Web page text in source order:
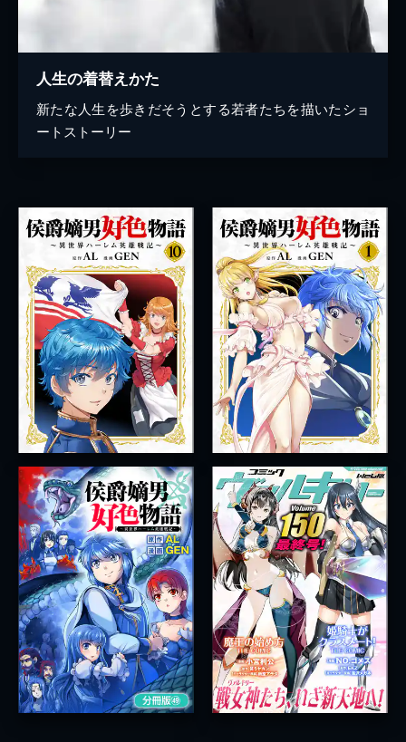
人生の着替えかた
新たな人生を歩きだそうとする若者たちを描いたショ
ートストーリー